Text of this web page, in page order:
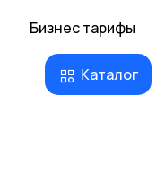
Бизнес тарифы
Каталог